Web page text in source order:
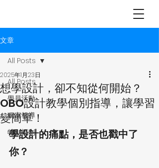
文章
All Posts
學員活動
獨家報導
特別福利
All Posts
想學設計，卻不知從何開始？
OBO設計教學個別指導，讓學習
變簡單！
2025年1月23日
學設計的痛點，是否也戳中了
你？